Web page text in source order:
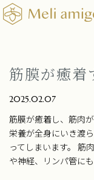
筋膜が癒着
2025.02.07
筋膜が癒着し、筋肉
栄養が全身にいき渡
ってしまいます。 筋
や神経、リンパ管に